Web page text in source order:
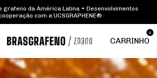
grafeno da América Latina • Desenvolvimentos
com a UCSGRAPHENE®
CARRINHO
0